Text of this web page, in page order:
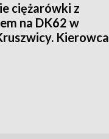
ciężarówki z
na DK62 w
Kierowca